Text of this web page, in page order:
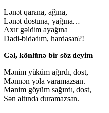
Lənət qarana, ağına,
Lənət dostuna, yağına…
Axır gəldim ayağına
Dadi-bidadım, hardasan?!
Gəl, könlünə bir söz deyim
Mənim yüküm ağırdı, dost,
Mənnən yola varamazsan.
Mənim göyüm sağırdı, dost,
Sən altında duramazsan.